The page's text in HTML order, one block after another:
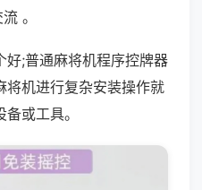
。
好;普通麻将机程序控牌器
将机进行复杂安装操作就
或工具。